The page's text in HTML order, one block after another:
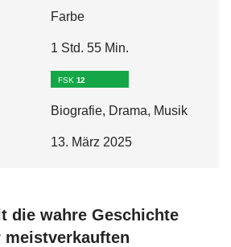
Farbe
1 Std. 55 Min.
FSK 12
Biografie, Drama, Musik
13. März 2025
die wahre Geschichte
meistverkauften